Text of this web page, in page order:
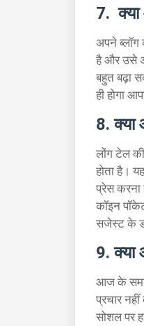
7. क्या
अपने ब्लॉग
है और उसे
बहुत बढ़ा
ही होगा
8.
लोंग टेल
होता है।
प्रेस करना
कॉइन
सजेस्ट के
9. क्या
आज के समय
प्रचार
सोशल पर